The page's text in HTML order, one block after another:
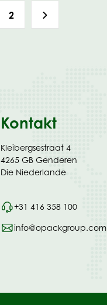
2
Kontakt
Kleibergsestraat 4
4265 GB Genderen
Die Niederlande
+31 416 358 100
info@opackgroup.com